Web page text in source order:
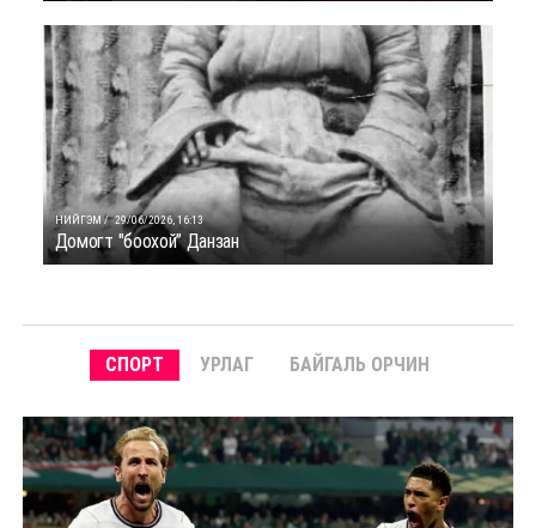
НИЙГЭМ / 29/06/2026, 16:13
Домогт "боохой” Данзан
СПОРТ УРЛАГ БАЙГАЛЬ ОРЧИН